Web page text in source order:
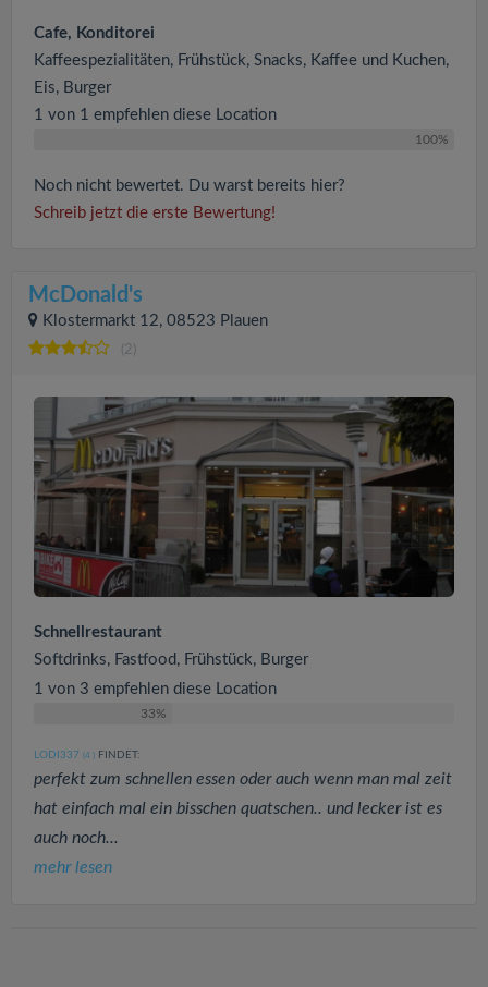
Cafe, Konditorei
Kaffeespezialitäten, Frühstück, Snacks, Kaffee und Kuchen,
Eis, Burger
1 von 1 empfehlen diese Location
100%
Noch nicht bewertet. Du warst bereits hier?
Schreib jetzt die erste Bewertung!
McDonald's
Klostermarkt 12, 08523 Plauen
(2)
Schnellrestaurant
Softdrinks, Fastfood, Frühstück, Burger
1 von 3 empfehlen diese Location
33%
LODI337 (4 ) FINDET:
perfekt zum schnellen essen oder auch wenn man mal zeit
hat einfach mal ein bisschen quatschen.. und lecker ist es
auch noch...
mehr lesen